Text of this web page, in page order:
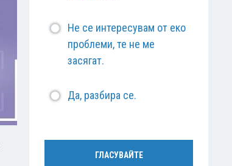
Не се интересувам от еко
проблеми, те не ме
засягат.
Да, разбира се.